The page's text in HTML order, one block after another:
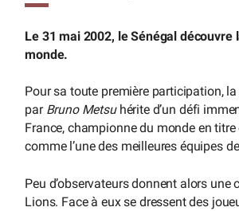
Le 31 mai 2002, le Sénégal découvre
monde.
Pour sa toute première participation,
par Bruno Metsuhérite d’un défi
France, championne du monde en titre
comme l’une des meilleures équipes
Peu d’observateurs donnent alors une
Lions. Face à eux se dressent des